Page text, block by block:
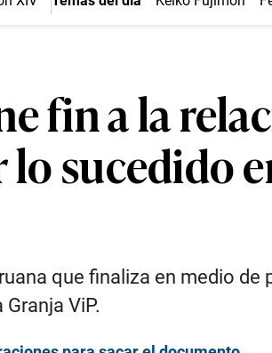
fin a la
sucedido
que finaliza en medio
ViP.